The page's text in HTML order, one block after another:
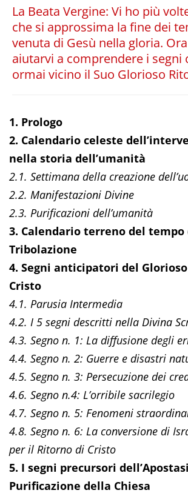
La Beata Vergine: Vi ho più
che si approssima la fine dei
venuta di Gesù nella gloria.
aiutarvi a comprendere i segni
ormai vicino il Suo Glorioso
1. Prologo
2. Calendario celeste
nella storia dell’umanità
2.1. Settimana della creazione
2.2. Manifestazioni Divine
2.3. Purificazioni dell’umanità
3. Calendario terreno del tempo
Tribolazione
4. Segni anticipatori del
Cristo
4.1. Parusia Intermedia
4.2. I 5 segni descritti nella Divina
4.3. Segno n. 1: La diffusione degli
4.4. Segno n. 2: Guerre e disastri
4.5. Segno n. 3: Persecuzione dei
4.6. Segno n.4: L’orribile sacrilegio
4.7. Segno n. 5: Fenomeni
4.8. Segno n. 6: La conversione di
per il Ritorno di Cristo
5. I segni precursori
Purificazione della Chiesa